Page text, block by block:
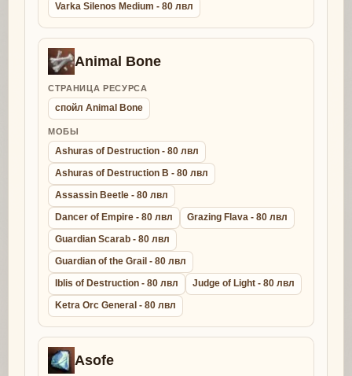
Varka Silenos Medium - 80 лвл
Animal Bone
СТРАНИЦА РЕСУРСА
спойл Animal Bone
МОБЫ
Ashuras of Destruction - 80 лвл
Ashuras of Destruction B - 80 лвл
Assassin Beetle - 80 лвл
Dancer of Empire - 80 лвл
Grazing Flava - 80 лвл
Guardian Scarab - 80 лвл
Guardian of the Grail - 80 лвл
Iblis of Destruction - 80 лвл
Judge of Light - 80 лвл
Ketra Orc General - 80 лвл
Asofe